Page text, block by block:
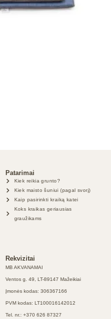
Patarimai
Kiek reikia grunto?
Kiek maisto šuniui (pagal svorį)
Kaip pasirinkti kraiką katei
Koks kraikas geriausias
graužikams
Rekvizitai
MB AKVANAMAI
Ventos g. 49, LT-89147 Mažeikiai
Įmonės kodas: 306367166
PVM kodas: LT100016142012
Tel. nr.: +370 626 87327